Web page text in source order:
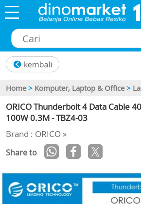
Home > Komputer, Laptop & Office >
ORICO Thunderbolt 4 Data Cable
100W 0.3M - TBZ4-03
Brand : ORICO »
Share to